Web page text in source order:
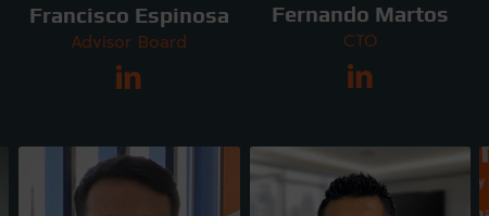
Francisco Espinosa
Advisor Board
Fernando Martos
CTO